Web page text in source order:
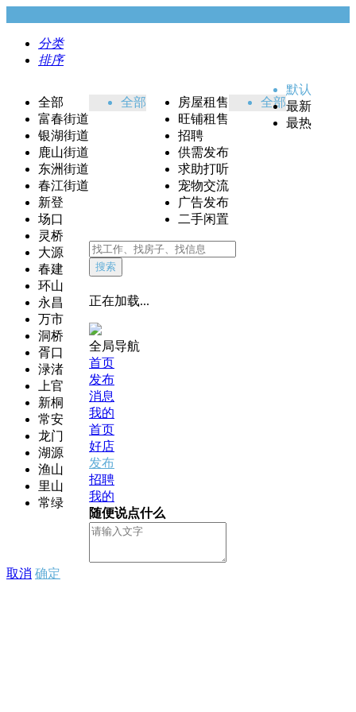
分类
排序
全部
富春街道
银湖街道
鹿山街道
东洲街道
春江街道
新登
场口
灵桥
大源
春建
环山
永昌
万市
洞桥
胥口
渌渚
上官
新桐
常安
龙门
湖源
渔山
里山
常绿
全部
房屋租售
旺铺租售
招聘
供需发布
求助打听
宠物交流
广告发布
二手闲置
全部
默认
最新
最热
搜索
正在加载...
全局导航
首页
发布
消息
我的
首页
好店
发布
招聘
我的
随便说点什么
取消 确定